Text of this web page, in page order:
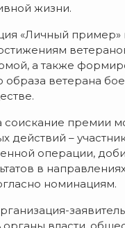
жизни.
«Личный пример»
а также
образа ветерана
премии
действий –
операции,
в
номинациям.